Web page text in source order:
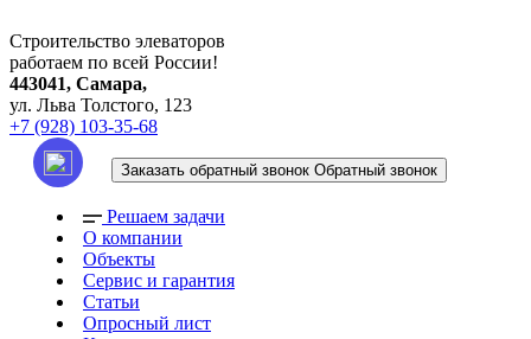
Строительство элеваторов
работаем по всей России!
443041, Самара,
ул. Льва Толстого, 123
+7 (928) 103-35-68
Заказать обратный звонок Обратный звонок
Решаем задачи
О компании
Объекты
Сервис и гарантия
Статьи
Опросный лист